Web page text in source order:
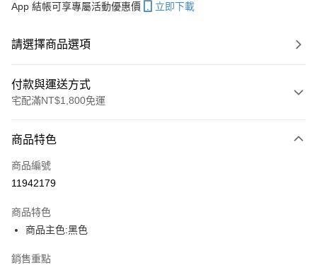
App 結帳可享專屬活動優惠價 立即下載
請選擇商品選項
付款與運送方式
宅配滿NT$1,800免運
信用卡一次付款
LINE Pay
街口支付
悠遊付
商品特色
商品編號
11942179
商品特色
商品主色:黑色
銷售重點